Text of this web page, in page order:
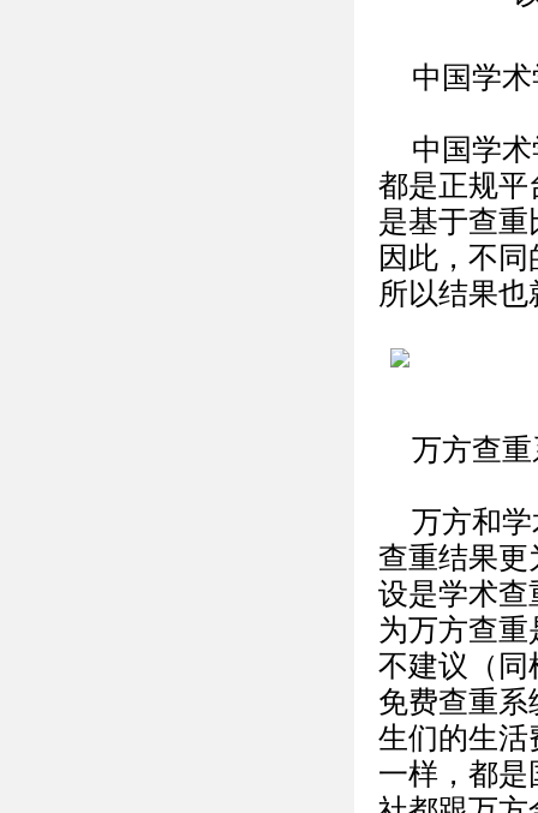
中国学
中国学
都是正规平
是基于查
因此，不
所以结果
万方查
万方和
查重结果更
设是学术查
为万方查
不建议（同
免费查重
生们的生活
一样，都